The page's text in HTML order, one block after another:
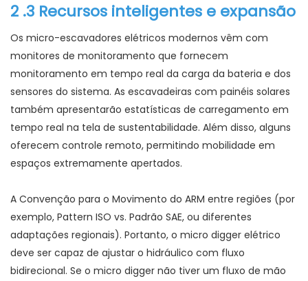
2 .3 Recursos inteligentes e expansão
Os micro-escavadores elétricos modernos vêm com
monitores de monitoramento que fornecem
monitoramento em tempo real da carga da bateria e dos
sensores do sistema. As escavadeiras com painéis solares
também apresentarão estatísticas de carregamento em
tempo real na tela de sustentabilidade. Além disso, alguns
oferecem controle remoto, permitindo mobilidade em
espaços extremamente apertados.
A Convenção para o Movimento do ARM entre regiões (por
exemplo, Pattern ISO vs. Padrão SAE, ou diferentes
adaptações regionais). Portanto, o micro digger elétrico
deve ser capaz de ajustar o hidráulico com fluxo
bidirecional. Se o micro digger não tiver um fluxo de mão